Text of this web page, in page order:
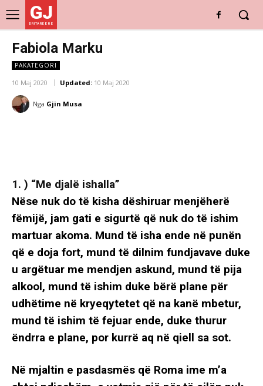
GJ
DRITARE E RE
Fabiola Marku
PAKATEGORI
10 Maj 2020 Updated: 10 Maj 2020
Nga Gjin Musa
1. ) “Me djalë ishalla”
Nëse nuk do të kisha dëshiruar menjëherë
fëmijë, jam gati e sigurtë që nuk do të ishim
martuar akoma. Mund të isha ende në punën
që e doja fort, mund të dilnim fundjavave duke
u argëtuar me mendjen askund, mund të pija
alkool, mund të ishim duke bërë plane për
udhëtime në kryeqytetet që na kanë mbetur,
mund të ishim të fejuar ende, duke thurur
ëndrra e plane, por kurrë aq në qiell sa sot.
Në mjaltin e pasdasmës që Roma ime m’a